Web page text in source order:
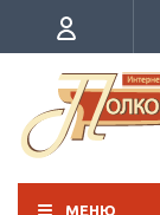
МЕНЮ